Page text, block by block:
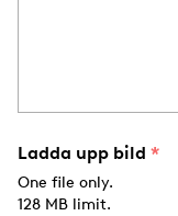
Ladda upp bild
One file only.
128 MB limit.